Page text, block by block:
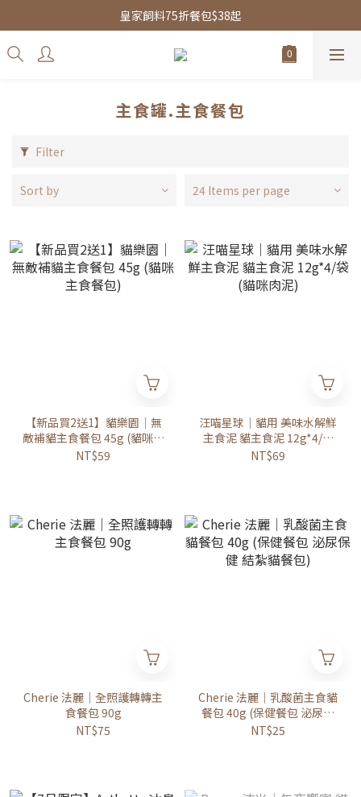
皇家飼料75折餐包$38起
皇家飼料75折餐包$38起
水魔素限時團購優惠
主食罐.主食餐包
Filter
Sort by 24 Items per page
【新品買2送1】貓樂園｜無
敵補貓主食餐包 45g (貓咪主
食餐包)
NT$59
汪喵星球｜貓用 美味水解鮮
主食泥 貓主食泥 12g*4/袋
(貓咪肉泥)
NT$69
Cherie 法麗｜全照護轉轉主
食餐包 90g
NT$75
Cherie 法麗｜乳酸菌主食貓
餐包 40g (保健餐包 泌尿保
健 結紮貓餐包)
NT$25